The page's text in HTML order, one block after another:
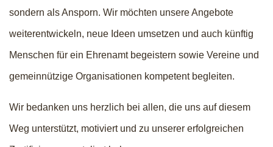
sondern als Ansporn. Wir möchten unsere Angebote
weiterentwickeln, neue Ideen umsetzen und auch künftig
Menschen für ein Ehrenamt begeistern sowie Vereine und
gemeinnützige Organisationen kompetent begleiten.
Wir bedanken uns herzlich bei allen, die uns auf diesem
Weg unterstützt, motiviert und zu unserer erfolgreichen